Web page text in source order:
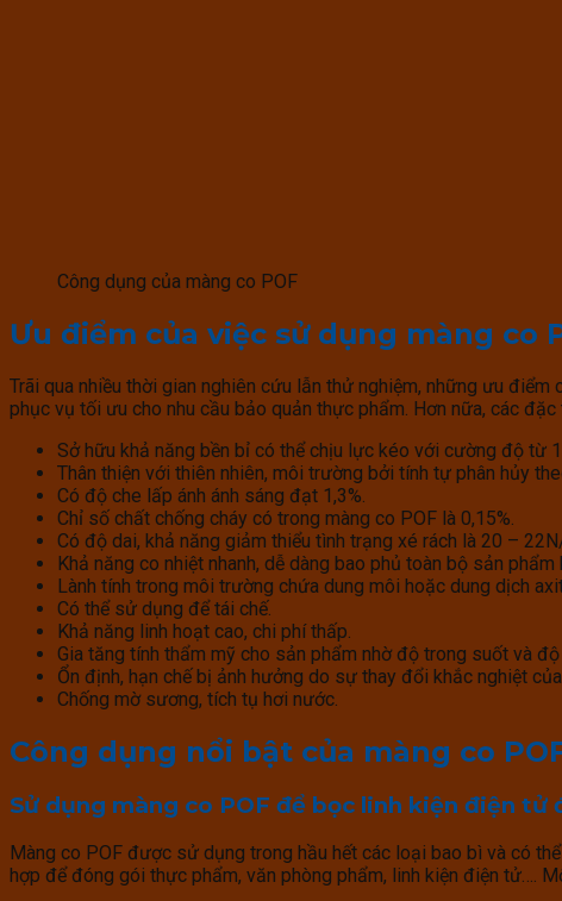
Công dụng của màng co POF
Ưu điểm của việc sử dụng màng co
Trãi qua nhiều thời gian nghiên cứu lẫn thử nghiệm, những ưu
phục vụ tối ưu cho nhu cầu bảo quản thực phẩm. Hơn nữa, các
Sở hữu khả năng bền bỉ có thể chịu lực kéo với cường độ từ
Thân thiện với thiên nhiên, môi trường bởi tính tự phân hủy
Có độ che lấp ánh ánh sáng đạt 1,3%.
Chỉ số chất chống cháy có trong màng co POF là 0,15%.
Có độ dai, khả năng giảm thiểu tình trạng xé rách là 20 –
Khả năng co nhiệt nhanh, dễ dàng bao phủ toàn bộ sản
Lành tính trong môi trường chứa dung môi hoặc dung dịch
Có thể sử dụng để tái chế.
Khả năng linh hoạt cao, chi phí thấp.
Gia tăng tính thẩm mỹ cho sản phẩm nhờ độ trong suốt và độ
Ổn định, hạn chế bị ảnh hưởng do sự thay đổi khắc nghiệt
Chống mờ sương, tích tụ hơi nước.
Công dụng nổi bật của màng co
Sử dụng màng co POF để bọc linh kiện điện tử
Màng co POF được sử dụng trong hầu hết các loại bao bì và có
hợp để đóng gói thực phẩm, văn phòng phẩm, linh kiện điện tử….